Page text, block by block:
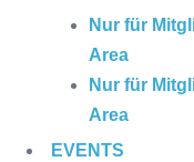
Nur für
Area
Nur für
Area
EVENTS